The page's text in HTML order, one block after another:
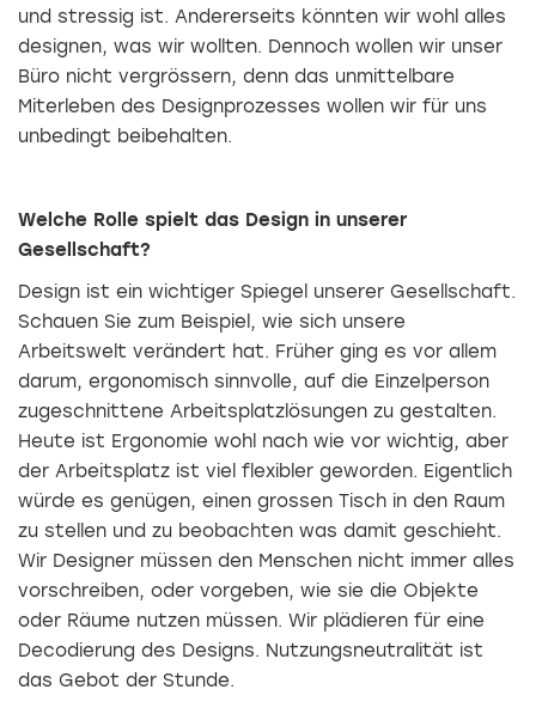
und stressig ist. Andererseits könnten wir wohl alles
designen, was wir wollten. Dennoch wollen wir unser
Büro nicht vergrössern, denn das unmittelbare
Miterleben des Designprozesses wollen wir für uns
unbedingt beibehalten.
Welche Rolle spielt das Design in unserer
Gesellschaft?
Design ist ein wichtiger Spiegel unserer Gesellschaft.
Schauen Sie zum Beispiel, wie sich unsere
Arbeitswelt verändert hat. Früher ging es vor allem
darum, ergonomisch sinnvolle, auf die Einzelperson
zugeschnittene Arbeitsplatzlösungen zu gestalten.
Heute ist Ergonomie wohl nach wie vor wichtig, aber
der Arbeitsplatz ist viel flexibler geworden. Eigentlich
würde es genügen, einen grossen Tisch in den Raum
zu stellen und zu beobachten was damit geschieht.
Wir Designer müssen den Menschen nicht immer alles
vorschreiben, oder vorgeben, wie sie die Objekte
oder Räume nutzen müssen. Wir plädieren für eine
Decodierung des Designs. Nutzungsneutralität ist
das Gebot der Stunde.